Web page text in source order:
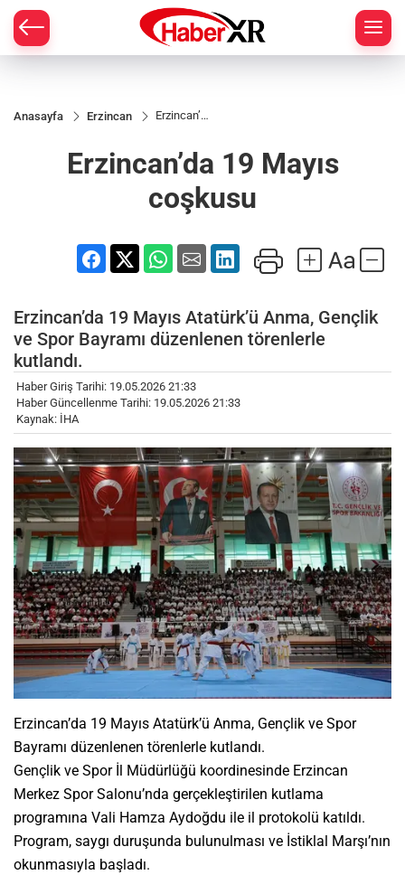
Anasayfa Erzincan
Erzincan’da
Erzincan’da 19 Mayıs
coşkusu
Erzincan’da 19 Mayıs Atatürk’ü Anma, Gençlik
ve Spor Bayramı düzenlenen törenlerle
kutlandı.
Haber Giriş Tarihi: 19.05.2026 21:33
Haber Güncellenme Tarihi: 19.05.2026 21:33
Kaynak: İHA
Erzincan’da 19 Mayıs Atatürk’ü Anma, Gençlik ve Spor
Bayramı düzenlenen törenlerle kutlandı.
Gençlik ve Spor İl Müdürlüğü koordinesinde Erzincan
Merkez Spor Salonu’nda gerçekleştirilen kutlama
programına Vali Hamza Aydoğdu ile il protokolü katıldı.
Program, saygı duruşunda bulunulması ve İstiklal Marşı’nın
okunmasıyla başladı.